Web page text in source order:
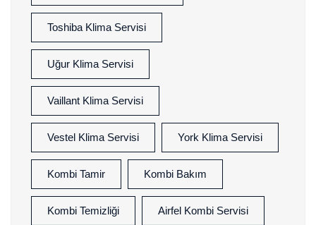
Toshiba Klima Servisi
Uğur Klima Servisi
Vaillant Klima Servisi
Vestel Klima Servisi York Klima Servisi
Kombi Tamir Kombi Bakım
Kombi Temizliği Airfel Kombi Servisi